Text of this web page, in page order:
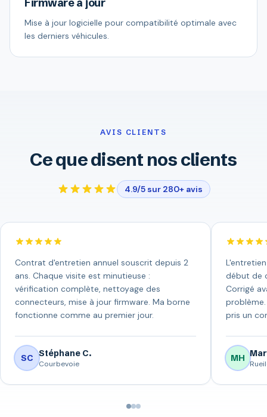
Mise à jour logicielle pour compatibilité optimale avec
les derniers véhicules.
AVIS CLIENTS
Ce que disent nos clients
4.9/5 sur 280+ avis
Contrat d'entretien annuel souscrit depuis 2
ans. Chaque visite est minutieuse :
vérification complète, nettoyage des
connecteurs, mise à jour firmware. Ma borne
fonctionne comme au premier jour.
SC Stéphane C.
Courbevoie
début de
Corrigé
pris un
MH